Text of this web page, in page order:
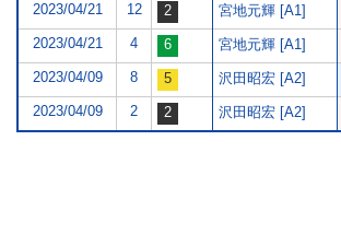
2023/04/21 12 宮地元輝 [A1]
2023/04/21 4 宮地元輝 [A1]
2023/04/09 8 沢田昭宏 [A2]
2023/04/09 2 沢田昭宏 [A2]